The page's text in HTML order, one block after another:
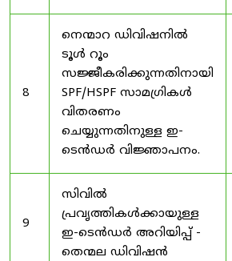
8
നെന്മാറ ഡിവിഷനിൽ
ടൂൾ റൂം
സജ്ജീകരിക്കുന്നതിനായി
SPF/HSPF സാമഗ്രികൾ
വിതരണം
ചെയ്യുന്നതിനുള്ള ഇ-
ടെൻഡർ വിജ്ഞാപനം.
9
സിവിൽ
പ്രവൃത്തികൾക്കായുള്ള
ഇ-ടെൻഡർ അറിയിപ്പ് -
തെന്മല ഡിവിഷൻ